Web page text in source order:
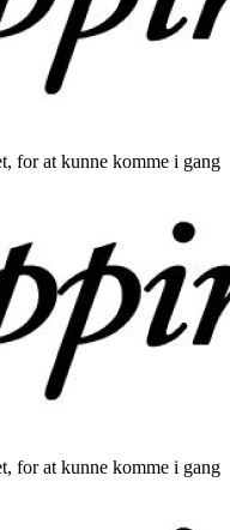
for at kunne komme i gang
for at kunne komme i gang